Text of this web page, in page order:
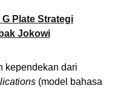
Plate Strategi
Jokowi
kependekan dari
(model bahasa